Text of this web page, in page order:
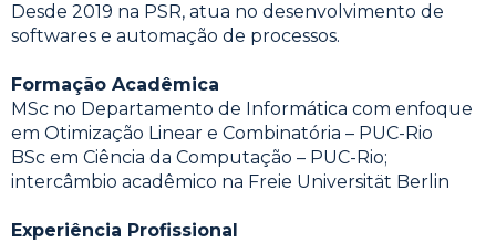
Desde 2019 na PSR, atua no desenvolvimento de
softwares e automação de processos.
Formação Acadêmica
MSc no Departamento de Informática com enfoque
em Otimização Linear e Combinatória – PUC-Rio
BSc em Ciência da Computação – PUC-Rio;
intercâmbio acadêmico na Freie Universität Berlin
Experiência Profissional